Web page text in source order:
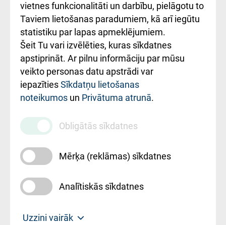
Rēķinu apmaksas
ceļvedis
Rekvizīti un
ārstniecības
iestādes kods
010000234
Maksas
pakalpojumu
cenrādis
vietnes funkcionalitāti un darbību, pielāgotu to
Taviem lietošanas paradumiem, kā arī iegūtu
statistiku par lapas apmeklējumiem.
Šeit Tu vari izvēlēties, kuras sīkdatnes
apstiprināt. Ar pilnu informāciju par mūsu
veikto personas datu apstrādi var
iepazītiesSīkdatņu lietošanas
noteikumos un Privātuma atrunā.
Obligātās sīkdatnes
Mērķa (reklāmas) sīkdatnes
Analītiskās sīkdatnes
Uzzini vairāk